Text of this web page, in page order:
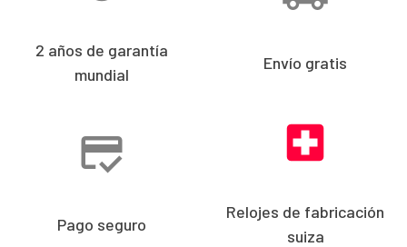
2 años de garantía
mundial
Envío gratis
Pago seguro
Relojes de fabricación
suiza